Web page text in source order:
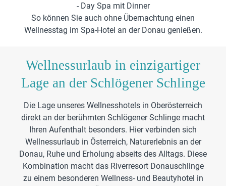
- Day Spa mit Dinner
So können Sie auch ohne Übernachtung einen
Wellnesstag im Spa-Hotel an der Donau genießen.
Wellnessurlaub in einzigartiger
Lage an der Schlögener Schlinge
Die Lage unseres Wellnesshotels in Oberösterreich
direkt an der berühmten Schlögener Schlinge macht
Ihren Aufenthalt besonders. Hier verbinden sich
Wellnessurlaub in Österreich, Naturerlebnis an der
Donau, Ruhe und Erholung abseits des Alltags. Diese
Kombination macht das Riverresort Donauschlinge
zu einem besonderen Wellness- und Beautyhotel in